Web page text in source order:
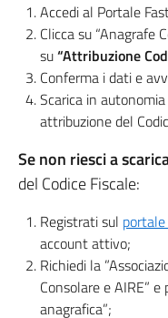
Accedi al Portale
Clicca su “Anagrafe
su“Attribuzione
Conferma i dati e
Scarica in
attribuzione del
Se non riesci a
del Codice Fiscale:
Registrati sul portale
account attivo;
Richiedi la
Consolare e AIRE”
anagrafica”;